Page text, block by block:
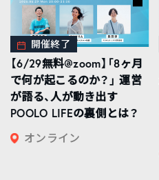
開催終了
【6/29無料@zoom】「8ヶ月
で何が起こるのか？」 運営
が語る、人が動き出す
POOLO LIFEの裏側とは？
オンライン